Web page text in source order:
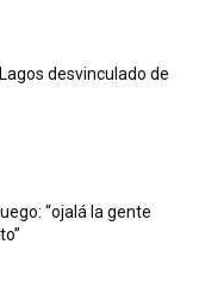
desvinculado de
“ojalá la gente